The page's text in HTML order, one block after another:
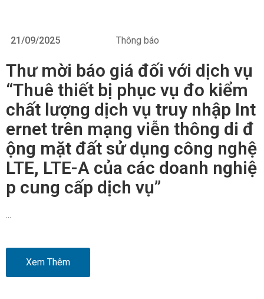
21/09/2025 Thông báo
Thư mời báo giá đối với dịch vụ
“Thuê thiết bị phục vụ đo kiểm
chất lượng dịch vụ truy nhập Int
ernet trên mạng viễn thông di đ
ộng mặt đất sử dụng công nghệ
LTE, LTE-A của các doanh nghiệ
p cung cấp dịch vụ”
…
Xem Thêm